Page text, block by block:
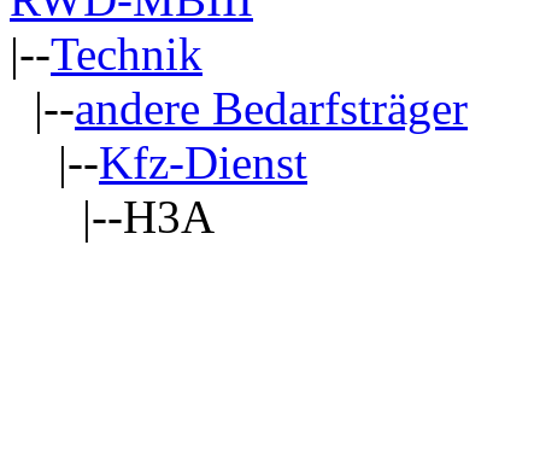
|--Technik
|--andere Bedarfsträger
|--Kfz-Dienst
|--H3A